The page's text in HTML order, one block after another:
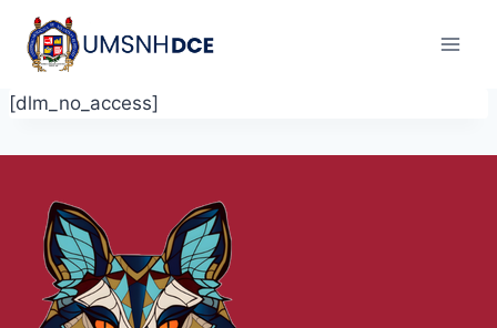
Skip
content
[dlm_no_access]